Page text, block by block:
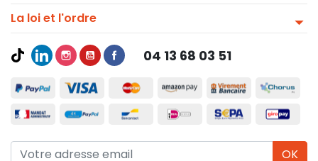
La loi et l'ordre
04 13 68 03 51
OK